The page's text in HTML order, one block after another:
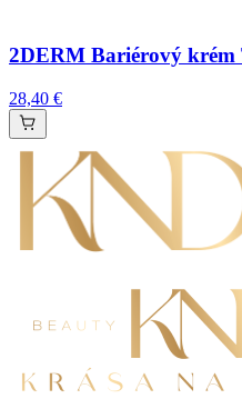
2DERM Bariérový
28,40 €